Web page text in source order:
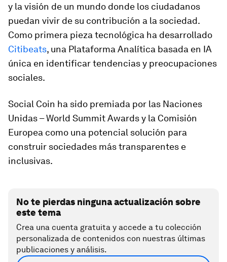
y la visión de un mundo donde los ciudadanos
puedan vivir de su contribución a la sociedad.
Como primera pieza tecnológica ha desarrollado
Citibeats, una Plataforma Analítica basada en IA
única en identificar tendencias y preocupaciones
sociales.
Social Coin ha sido premiada por las Naciones
Unidas – World Summit Awardsy la Comisión
Europea como una potencial solución para
construir sociedades más transparentes e
inclusivas.
No te pierdas ninguna actualización sobre
este tema
Crea una cuenta gratuita y accede a tu colección
personalizada de contenidos con nuestras últimas
publicaciones y análisis.